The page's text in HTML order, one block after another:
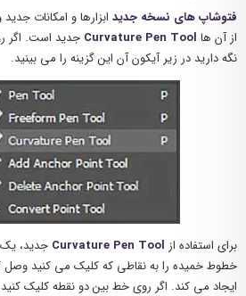
فتوشاپ های نسخه جدید ابزارها و امکانات
از آن ها Curvature Pen Tool جدید است. اگر
نگه دارید در زیر آیکون آن این گزینه را می بینید.
برای استفاده از Curvature Pen Tool جدید، یک
خطوط خمیده را به نقاطی که کلیک می کنید وصل
ایجاد می کند. اگر روی خط بین دو نقطه کلیک